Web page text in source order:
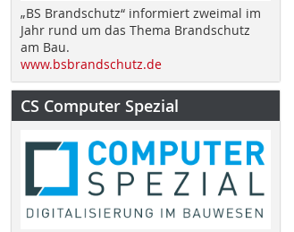
„BS Brandschutz“ informiert zweimal im
Jahr rund um das Thema Brandschutz
am Bau.
www.bsbrandschutz.de
CS Computer Spezial